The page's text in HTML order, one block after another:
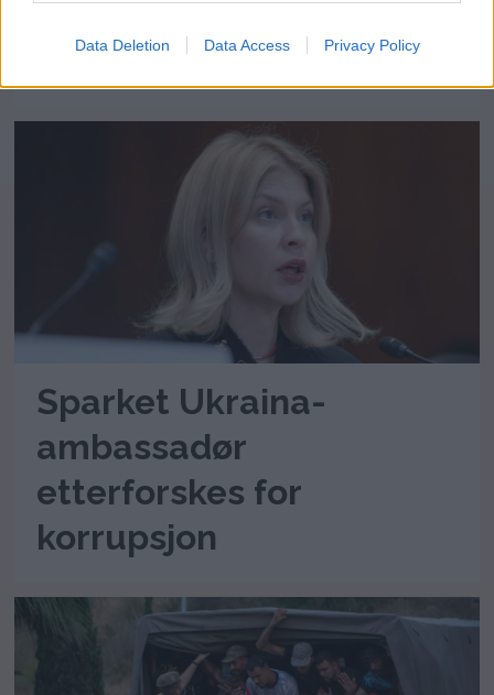
Data Deletion Data Access Privacy Policy
Norge-fortelling: –
Maga-aktig
Sparket Ukraina-
ambassadør
etterforskes for
korrupsjon